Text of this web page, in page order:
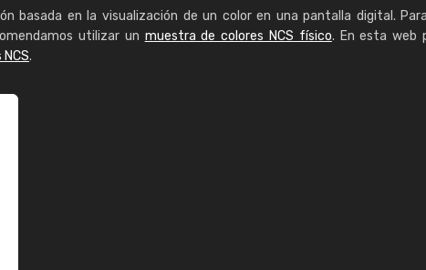
basada en la visualización de un color en una pantalla digital.
utilizar un muestra de colores NCS físico. En esta web
.